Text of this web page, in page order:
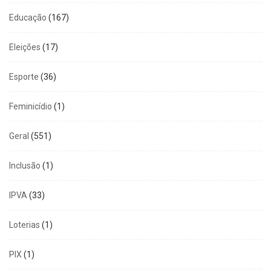
Educação (167)
Eleições (17)
Esporte (36)
Feminicídio (1)
Geral (551)
Inclusão (1)
IPVA (33)
Loterias (1)
PIX (1)